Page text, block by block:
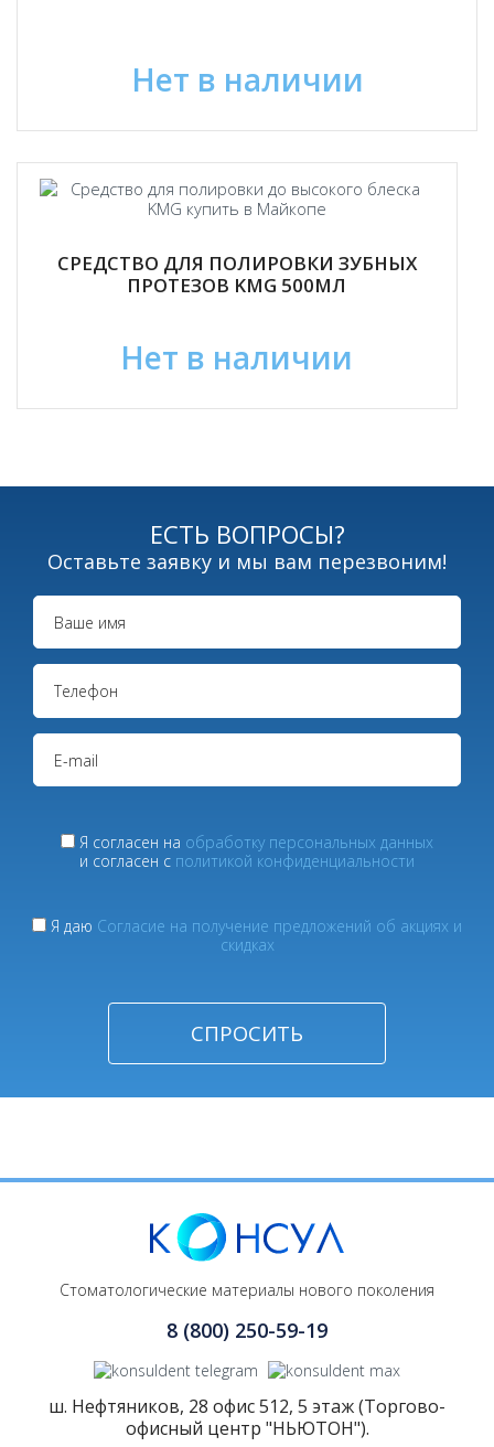
Нет в наличии
СРЕДСТВО ДЛЯ ПОЛИРОВКИ ЗУБНЫХ
ПРОТЕЗОВ KMG 500МЛ
Нет в наличии
ЕСТЬ ВОПРОСЫ?
Оставьте заявку и мы вам перезвоним!
Я согласен на обработку персональных данных
и согласен с политикой конфиденциальности
Я даю Согласие на получение предложений об акциях и
скидках
Стоматологические материалы нового поколения
8 (800) 250-59-19
ш. Нефтяников, 28 офис 512, 5 этаж (Торгово-
офисный центр "НЬЮТОН").